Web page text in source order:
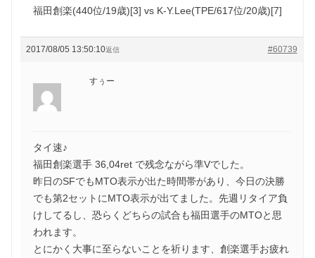
福田創楽(440位/19歳)[3] vs K-Y.Lee(TPE/617位/20歳)[7]
2017/08/05 13:50:10 #60739
返信
すぅー
タイ速♪
福田創楽選手 36,04ret で残念ながら準Vでした。
昨日のSFでもMTO表示が出た時間帯があり、今日の決勝
でも第2セットにMTO表示が出てました。先週リタイア負
けしてるし、恐らくどちらの試合も福田選手のMTOと思
われます。
とにかく大事に至らないことを祈ります、創楽選手お疲れ